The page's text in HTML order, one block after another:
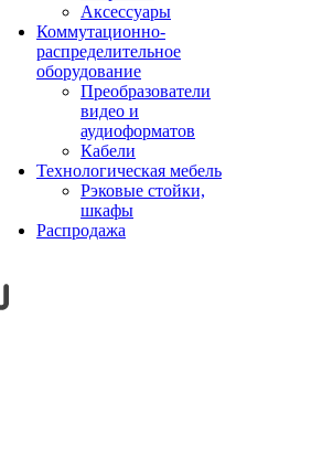
Аксессуары
Коммутационно-
распределительное
оборудование
Преобразователи
видео и
аудиоформатов
Кабели
Технологическая мебель
Рэковые стойки,
шкафы
Распродажа